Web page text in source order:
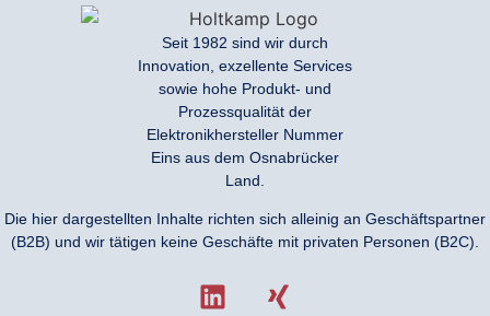
Seit 1982 sind wir durch
Innovation, exzellente Services
sowie hohe Produkt- und
Prozessqualität der
Elektronikhersteller Nummer
Eins aus dem Osnabrücker
Land.
Die hier dargestellten Inhalte richten sich alleinig an Geschäftspartner
(B2B) und wir tätigen keine Geschäfte mit privaten Personen (B2C).